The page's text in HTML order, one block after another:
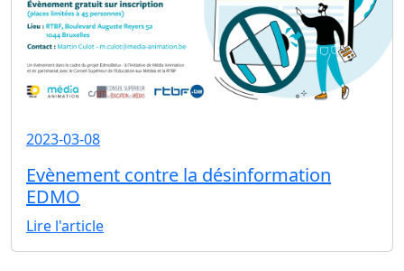
2023-03-08
Evènement contre la désinformation
EDMO
Lire l'article